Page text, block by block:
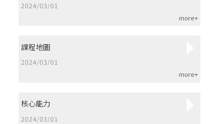
2024/03/01
more+
課程地圖
2024/03/01
more+
核心能力
2024/03/01